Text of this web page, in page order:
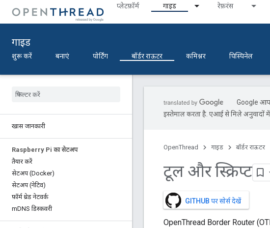
प्‍लेटफ़ॉर्म गाइड रेफ़रंस
गाइड
शुरू करें बनाएं पोर्टिंग बॉर्डर राऊटर कमिश्नर पिस्पिनेल
खास जानकारी
Raspberry Pi का सेटअप
तैयार करें
सेटअप (Docker)
सेटअप (नेटिव)
फ़ॉर्म थ्रेड नेटवर्क
mDNS डिस्कवरी
Google
इस्तेमाल करता है. एआई से मिले अनुवादों में
OpenThread गाइड बॉर्डर राऊटर
टूल और स्क्रिप्ट
GITHUB पर सोर्स देखें
OpenThread Border Router